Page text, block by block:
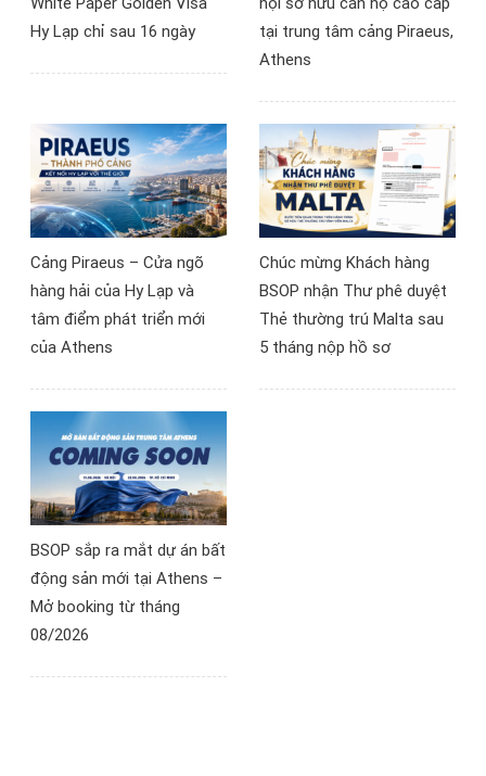
Hy Lạp chỉ sau 16 ngày
tại trung tâm cảng Piraeus,
Athens
Cảng Piraeus – Cửa ngõ
hàng hải của Hy Lạp và
tâm điểm phát triển mới
của Athens
Chúc mừng Khách hàng
BSOP nhận Thư phê duyệt
Thẻ thường trú Malta sau
5 tháng nộp hồ sơ
BSOP sắp ra mắt dự án bất
động sản mới tại Athens –
Mở booking từ tháng
08/2026